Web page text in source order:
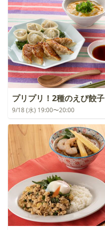
プリプリ！2種のえび餃子
9/18 (水) 19:00〜20:00